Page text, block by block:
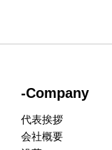
-Company
代表挨拶
会社概要